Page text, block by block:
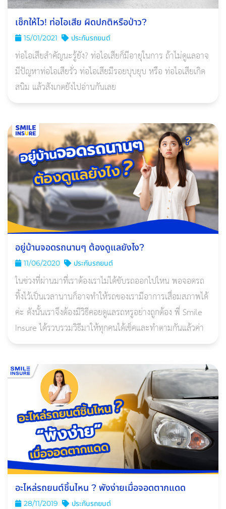
เช็กให้ไว! ท่อไอเสีย ผิดปกติหรือป่าว?
15/01/2021 ประกันรถยนต์
ท่อไอเสียสำคัญนะรู้ยัง? ท่อไอเสียก็มีอายุในการ ถ้าไม่ดูแลอาจ
มีปัญหาท่อไอเสียรั่ว ท่อไอเสียมีรอยบุบยุบ หรือ ท่อไอเสียเกิด
สนิม แล้วสังเกตยังไปอ่านกันเลย
อยู่บ้านจอดรถนานๆ ต้องดูแลยังไง?
11/06/2020 ประกันรถยนต์
ในช่วงที่ผ่านมาที่เราต้องเราไม่ได้ขับรถออกไปไหน พอจอดรถ
ทิ้งไว้เป็นเวลานานก็อาจทำให้รถของเรามีอาการเสื่อมสภาพได้
ค่ะ ดังนั้นเราจึงต้องมีวิธีคอยดูแลรถหรูอย่างถูกต้อง พี่ Smile
Insure ได้รวบรวมวิธีมาให้ทุกคนได้เช็คและทำตามกันแล้วค่า
อะไหล่รถยนต์ชิ้นไหน ? พังง่ายเมื่อจอดตากแดด
28/11/2019 ประกันรถยนต์